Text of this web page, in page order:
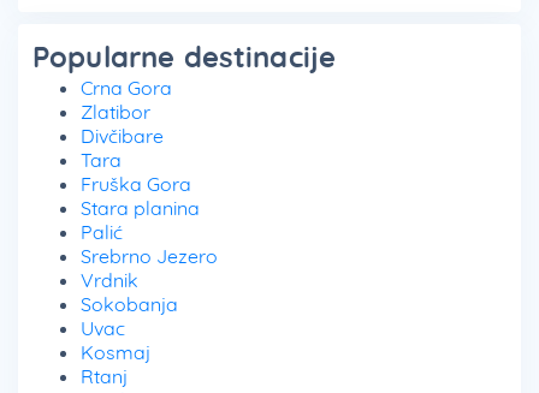
Popularne destinacije
Crna Gora
Zlatibor
Divčibare
Tara
Fruška Gora
Stara planina
Palić
Srebrno Jezero
Vrdnik
Sokobanja
Uvac
Kosmaj
Rtanj